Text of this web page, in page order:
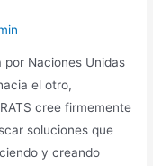
por Naciones Unidas
el otro,
cree firmemente
soluciones que
y creando